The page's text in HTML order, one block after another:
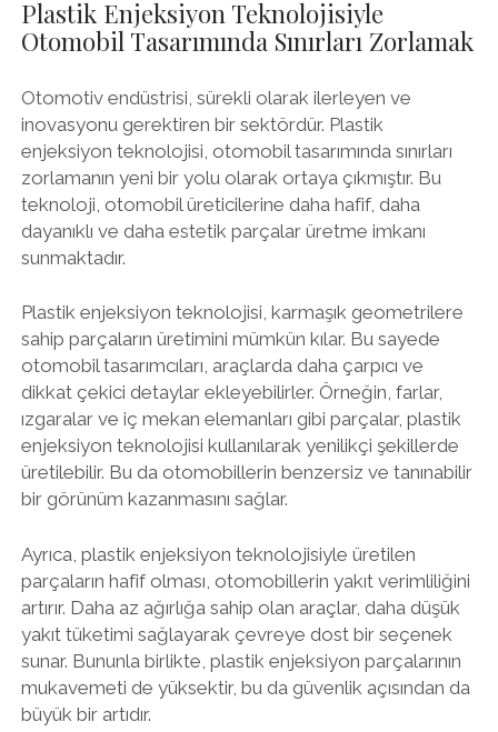
Plastik Enjeksiyon Teknolojisiyle
Otomobil Tasarımında Sınırları Zorlamak
Otomotiv endüstrisi, sürekli olarak ilerleyen ve
inovasyonu gerektiren bir sektördür. Plastik
enjeksiyon teknolojisi, otomobil tasarımında sınırları
zorlamanın yeni bir yolu olarak ortaya çıkmıştır. Bu
teknoloji, otomobil üreticilerine daha hafif, daha
dayanıklı ve daha estetik parçalar üretme imkanı
sunmaktadır.
Plastik enjeksiyon teknolojisi, karmaşık geometrilere
sahip parçaların üretimini mümkün kılar. Bu sayede
otomobil tasarımcıları, araçlarda daha çarpıcı ve
dikkat çekici detaylar ekleyebilirler. Örneğin, farlar,
ızgaralar ve iç mekan elemanları gibi parçalar, plastik
enjeksiyon teknolojisi kullanılarak yenilikçi şekillerde
üretilebilir. Bu da otomobillerin benzersiz ve tanınabilir
bir görünüm kazanmasını sağlar.
Ayrıca, plastik enjeksiyon teknolojisiyle üretilen
parçaların hafif olması, otomobillerin yakıt verimliliğini
artırır. Daha az ağırlığa sahip olan araçlar, daha düşük
yakıt tüketimi sağlayarak çevreye dost bir seçenek
sunar. Bununla birlikte, plastik enjeksiyon parçalarının
mukavemeti de yüksektir, bu da güvenlik açısından da
büyük bir artıdır.